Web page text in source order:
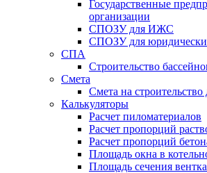
Государственные
организации
СПОЗУ для ИЖС
СПОЗУ для
СПА
Строительство
Смета
Смета на строительство
Калькуляторы
Расчет пиломатериалов
Расчет пропорций
Расчет пропорций
Площадь окна в
Площадь сечения